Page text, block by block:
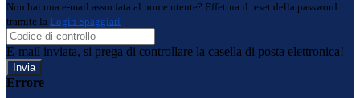
Non hai una e-mail associata al nome utente? Effettua il reset della password
tramite la Login Spaggiari
E-mail inviata, si prega di controllare la casella di posta elettronica!
Errore